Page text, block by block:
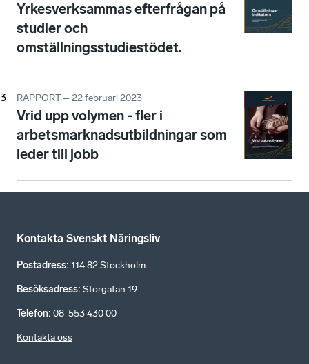
3
Yrkesverksammas efterfrågan på
studier och
omställningsstudiestödet.
RAPPORT – 22 februari 2023
Vrid upp volymen - fler i
arbetsmarknadsutbildningar som
leder till jobb
Kontakta Svenskt Näringsliv
Postadress: 114 82 Stockholm
Besöksadress: Storgatan 19
Telefon: 08-553 430 00
Kontakta oss